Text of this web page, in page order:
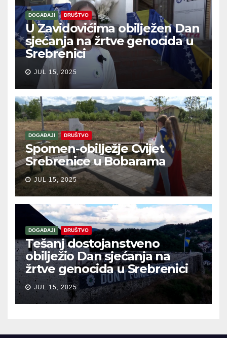
DOGAĐAJI DRUŠTVO
U Zavidovićima obilježen Dan
sjećanja na žrtve genocida u
Srebrenici
JUL 15, 2025
DOGAĐAJI DRUŠTVO
Spomen-obilježje Cvijet
Srebrenice u Bobarama
JUL 15, 2025
DOGAĐAJI DRUŠTVO
Tešanj dostojanstveno
obilježio Dan sjećanja na
žrtve genocida u Srebrenici
JUL 15, 2025